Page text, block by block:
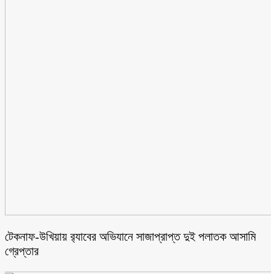
টেকনাফ-উখিয়ায় র‌্যাবের অভিযানে সাজাপ্রাপ্ত দুই পলাতক আসামি
গ্রেপ্তার